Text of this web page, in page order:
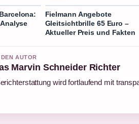
Fielmann Angebote
Gleitsichtbrille 65 Euro –
Aktueller Preis und Fakten
AUTOR
Marvin Schneider Richter
wird fortlaufend mit